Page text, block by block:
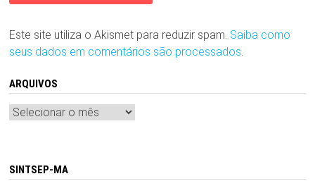
Este site utiliza o Akismet para reduzir spam. Saiba como
seus dados em comentários são processados
ARQUIVOS
Arquivos
SINTSEP-MA